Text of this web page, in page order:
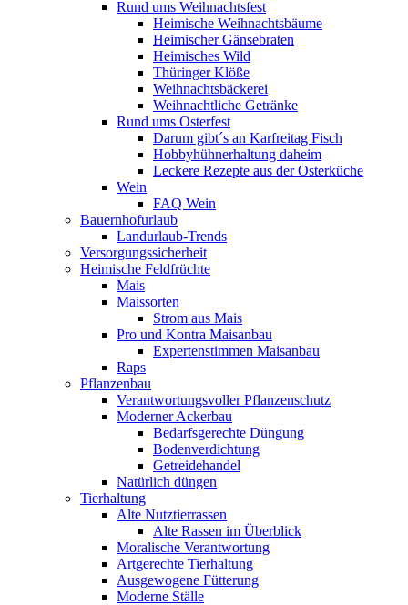
Rund ums Weihnachtsfest
Heimische Weihnachtsbäume
Heimischer Gänsebraten
Heimisches Wild
Thüringer Klöße
Weihnachtsbäckerei
Weihnachtliche Getränke
Rund ums Osterfest
Darum gibt´s an Karfreitag Fisch
Hobbyhühnerhaltung daheim
Leckere Rezepte aus der Osterküche
Wein
FAQ Wein
Bauernhofurlaub
Landurlaub-Trends
Versorgungssicherheit
Heimische Feldfrüchte
Mais
Maissorten
Strom aus Mais
Pro und Kontra Maisanbau
Expertenstimmen Maisanbau
Raps
Pflanzenbau
Verantwortungsvoller Pflanzenschutz
Moderner Ackerbau
Bedarfsgerechte Düngung
Bodenverdichtung
Getreidehandel
Natürlich düngen
Tierhaltung
Alte Nutztierrassen
Alte Rassen im Überblick
Moralische Verantwortung
Artgerechte Tierhaltung
Ausgewogene Fütterung
Moderne Ställe